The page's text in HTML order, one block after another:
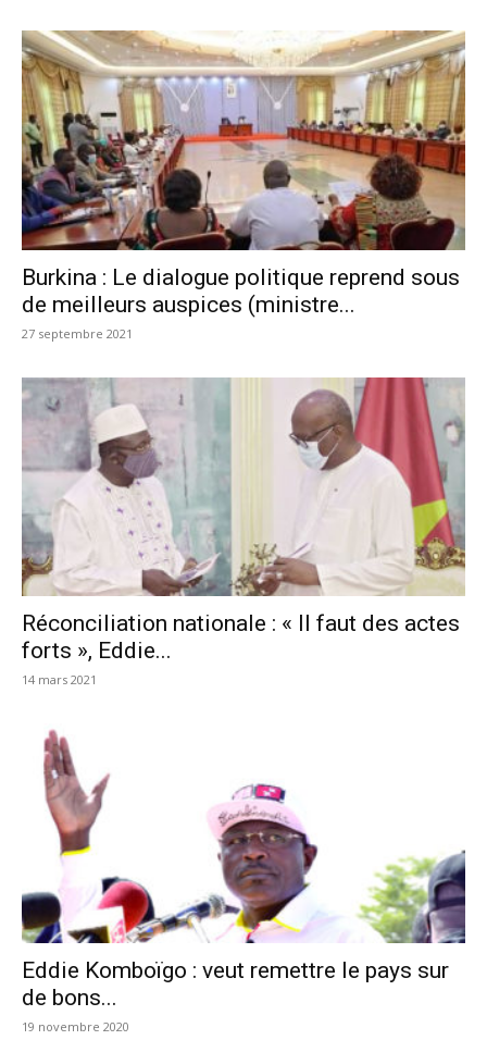
Burkina : Le dialogue politique reprend sous
de meilleurs auspices (ministre...
27 septembre 2021
Réconciliation nationale : « Il faut des actes
forts », Eddie...
14 mars 2021
Eddie Komboïgo : veut remettre le pays sur
de bons...
19 novembre 2020